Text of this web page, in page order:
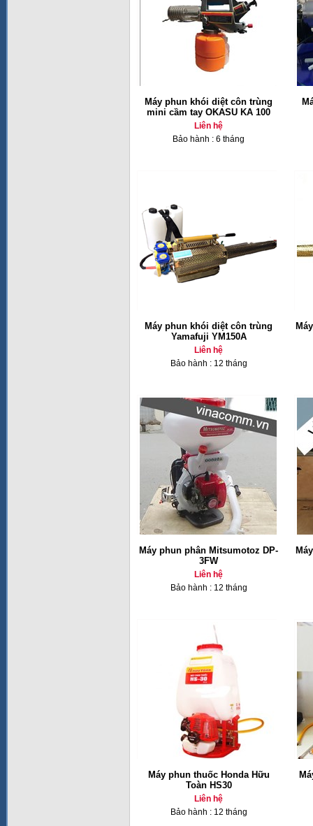
Máy phun khói diệt côn trùng
mini cầm tay OKASU KA 100
Liên hệ
Bảo hành : 6 tháng
Máy phun khói diệt côn trùng
Yamafuji YM150A
Liên hệ
Bảo hành : 12 tháng
Máy phun phân Mitsumotoz DP-
3FW
Liên hệ
Bảo hành : 12 tháng
Máy phun thuốc Honda Hữu
Toàn HS30
Liên hệ
Bảo hành : 12 tháng